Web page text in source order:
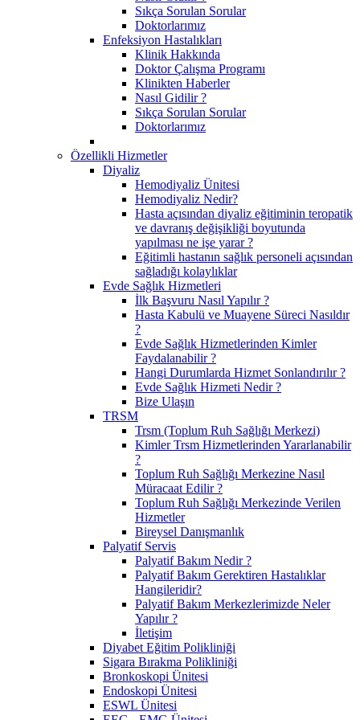
Sıkça Sorulan Sorular
Doktorlarımız
Enfeksiyon Hastalıkları
Klinik Hakkında
Doktor Çalışma Programı
Klinikten Haberler
Nasıl Gidilir ?
Sıkça Sorulan Sorular
Doktorlarımız
Özellikli Hizmetler
Diyaliz
Hemodiyaliz Ünitesi
Hemodiyaliz Nedir?
Hasta açısından diyaliz eğitiminin teropatik
ve davranış değişikliği boyutunda
yapılması ne işe yarar ?
Eğitimli hastanın sağlık personeli açısından
sağladığı kolaylıklar
Evde Sağlık Hizmetleri
İlk Başvuru Nasıl Yapılır ?
Hasta Kabulü ve Muayene Süreci Nasıldır
?
Evde Sağlık Hizmetlerinden Kimler
Faydalanabilir ?
Hangi Durumlarda Hizmet Sonlandırılır ?
Evde Sağlık Hizmeti Nedir ?
Bize Ulaşın
TRSM
Trsm (Toplum Ruh Sağlığı Merkezi)
Kimler Trsm Hizmetlerinden Yararlanabilir
?
Toplum Ruh Sağlığı Merkezine Nasıl
Müracaat Edilir ?
Toplum Ruh Sağlığı Merkezinde Verilen
Hizmetler
Bireysel Danışmanlık
Palyatif Servis
Palyatif Bakım Nedir ?
Palyatif Bakım Gerektiren Hastalıklar
Hangileridir?
Palyatif Bakım Merkezlerimizde Neler
Yapılır ?
İletişim
Diyabet Eğitim Polikliniği
Sigara Bırakma Polikliniği
Bronkoskopi Ünitesi
Endoskopi Ünitesi
ESWL Ünitesi